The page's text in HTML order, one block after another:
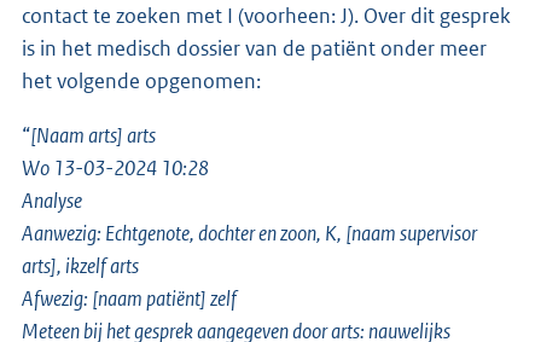
contact te zoeken met I (voorheen: J). Over dit gesprek
is in het medisch dossier van de patiënt onder meer
het volgende opgenomen:
“[Naam arts] arts
Wo 13-03-2024 10:28
Analyse
Aanwezig: Echtgenote, dochter en zoon, K, [naam supervisor
arts], ikzelf arts
Afwezig: [naam patiënt] zelf
Meteen bij het gesprek aangegeven door arts: nauwelijks